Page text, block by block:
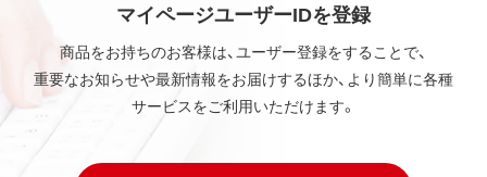
マイページユーザーIDを登録
商品をお持ちのお客様は、ユーザー登録をすることで、
重要なお知らせや最新情報をお届けするほか、より簡単に各種
サービスをご利用いただけます。